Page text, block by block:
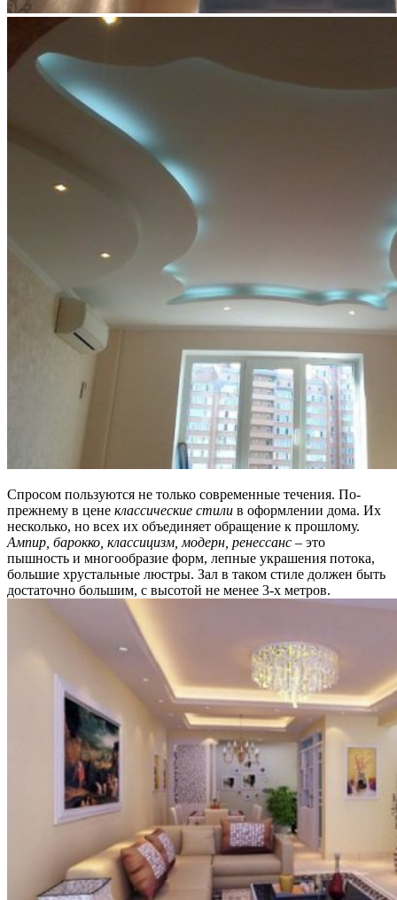
Спросом пользуются не только современные течения. По-
прежнему в цене классические стили в оформлении дома. Их
несколько, но всех их объединяет обращение к прошлому.
Ампир, барокко, классицизм, модерн, ренессанс – это
пышность и многообразие форм, лепные украшения потока,
большие хрустальные люстры. Зал в таком стиле должен быть
достаточно большим, с высотой не менее 3-х метров.